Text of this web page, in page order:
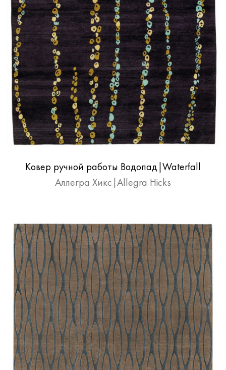
Ковер ручной работы Водопад|Waterfall
Аллегра Хикс|Allegra Hicks